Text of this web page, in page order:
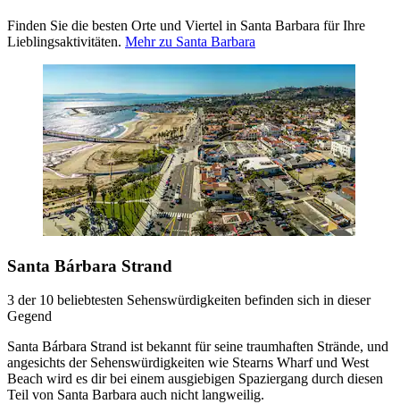
Finden Sie die besten Orte und Viertel in Santa Barbara für Ihre
Lieblingsaktivitäten. Mehr zu Santa Barbara
Santa Bárbara Strand
3 der 10 beliebtesten Sehenswürdigkeiten befinden sich in dieser
Gegend
Santa Bárbara Strand ist bekannt für seine traumhaften Strände, und
angesichts der Sehenswürdigkeiten wie Stearns Wharf und West
Beach wird es dir bei einem ausgiebigen Spaziergang durch diesen
Teil von Santa Barbara auch nicht langweilig.